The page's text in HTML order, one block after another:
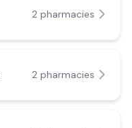
2 pharmacies
2 pharmacies